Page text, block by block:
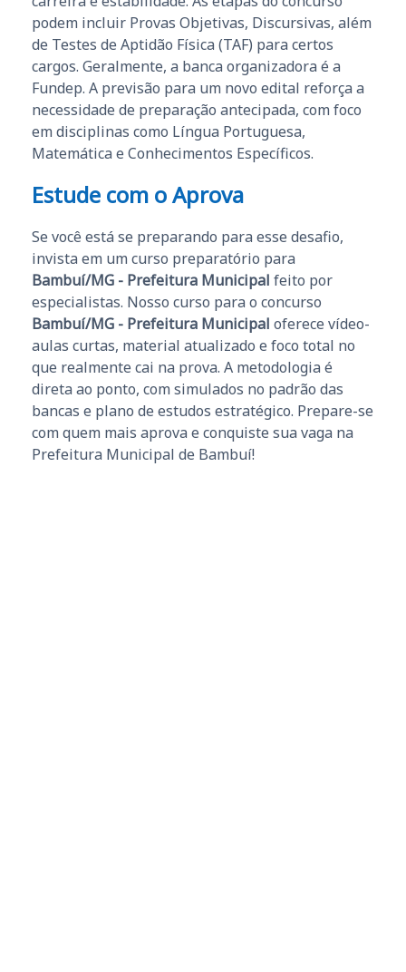
podem incluir Provas Objetivas, Discursivas, além
de Testes de Aptidão Física (TAF) para certos
cargos. Geralmente, a banca organizadora é a
Fundep. A previsão para um novo edital reforça a
necessidade de preparação antecipada, com foco
em disciplinas como Língua Portuguesa,
Matemática e Conhecimentos Específicos.
Estude com o Aprova
Se você está se preparando para esse desafio,
invista em um curso preparatório para
Bambuí/MG - Prefeitura Municipal feito por
especialistas. Nosso curso para o concurso
Bambuí/MG - Prefeitura Municipal oferece vídeo-
aulas curtas, material atualizado e foco total no
que realmente cai na prova. A metodologia é
direta ao ponto, com simulados no padrão das
bancas e plano de estudos estratégico. Prepare-se
com quem mais aprova e conquiste sua vaga na
Prefeitura Municipal de Bambuí!